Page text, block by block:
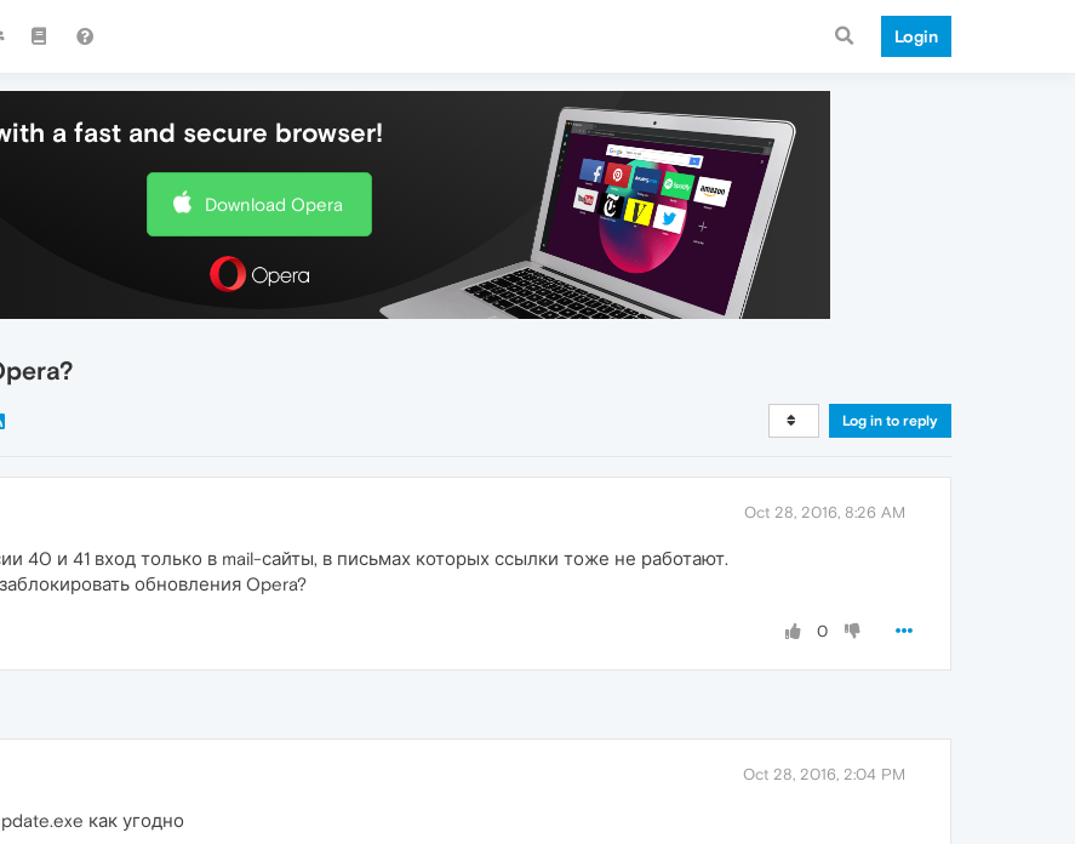
Login
a fast and secure browser!
Download Opera
Log in to reply
Oct 28, 2016, 8:26 AM
40 и 41 вход только в mail-сайты, в письмах которых ссылки тоже не работают.
обновления Opera?
0
Oct 28, 2016, 2:04 PM
как угодно